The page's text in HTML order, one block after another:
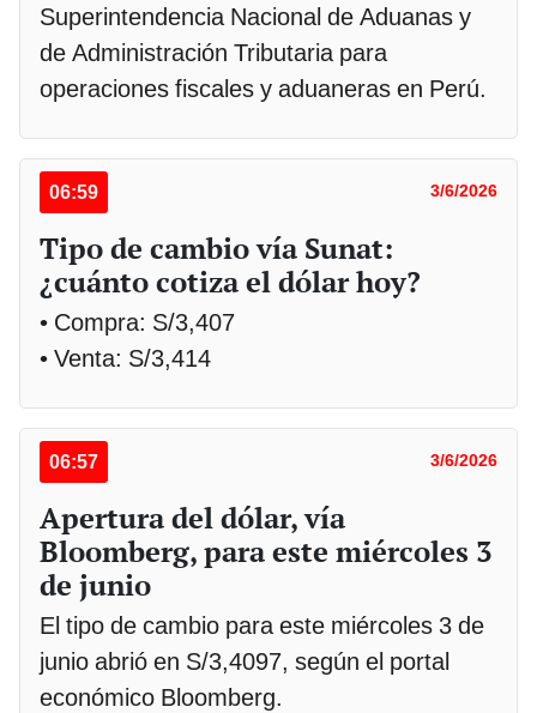
Superintendencia Nacional de Aduanas y
de Administración Tributaria para
operaciones fiscales y aduaneras en Perú.
06:59 3/6/2026
Tipo de cambio vía Sunat:
¿cuánto cotiza el dólar hoy?
• Compra: S/3,407
• Venta: S/3,414
06:57 3/6/2026
Apertura del dólar, vía
Bloomberg, para este miércoles 3
de junio
El tipo de cambio para este miércoles 3 de
junio abrió en S/3,4097, según el portal
económico Bloomberg.